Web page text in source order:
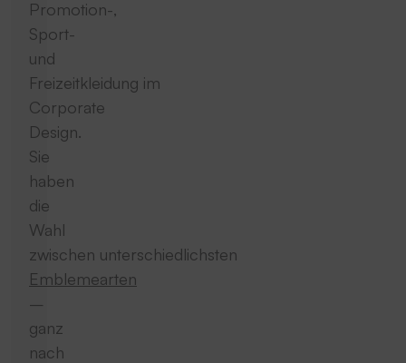
Promotion-,
Sport-
und
Freizeitkleidung im
Corporate
Design.
Sie
haben
die
Wahl
zwischen unterschiedlichsten
Emblemearten
–
ganz
nach